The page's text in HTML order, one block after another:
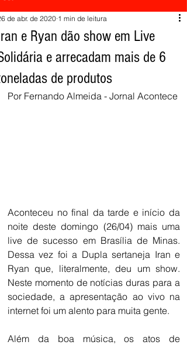
e Ryan dão show em Live
e arrecadam mais de 6
de produtos
de abr. de 2020 1 min de leitura
Por Fernando Almeida - Jornal Acontece
Aconteceu no final da tarde e início da
noite deste domingo (26/04) mais uma
live de sucesso em Brasília de Minas.
Dessa vez foi a Dupla sertaneja Iran e
Ryan que, literalmente, deu um show.
Neste momento de notícias duras para a
sociedade, a apresentação ao vivo na
internet foi um alento para muita gente.
Além da boa música, os atos de